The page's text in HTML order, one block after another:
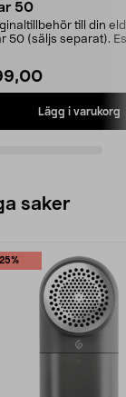
50
till din
50 (säljs separat).
Lägg i varukorg
saker